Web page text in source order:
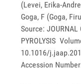
(Levei, Erika-
Goga, F (Goga,
Source: JOURNAL
PYROLYSIS
10.1016/
Accession